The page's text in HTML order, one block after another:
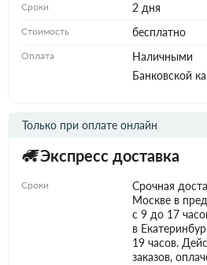
Сроки 2 дня
Стоимость бесплатно
Оплата
Наличными
Банковской
Экспресс доставка
Только при оплате онлайн
Сроки
Срочная
Москве в
с 9 до 17
в
19 часов.
заказов,